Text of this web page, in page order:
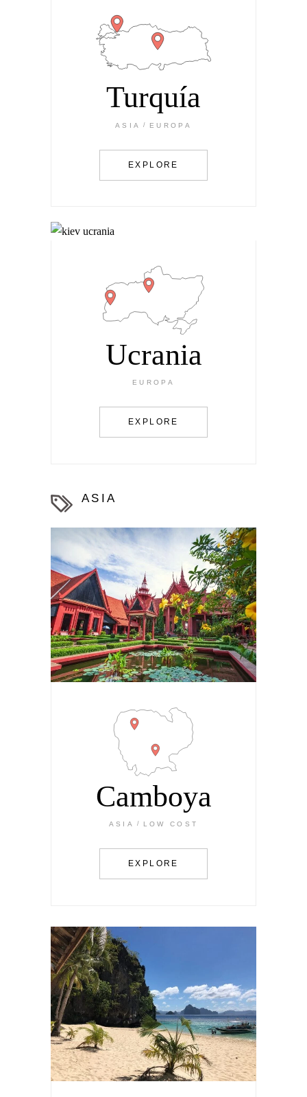
Turquía
ASIA EUROPA
EXPLORE
Ucrania
EUROPA
EXPLORE
ASIA
Camboya
ASIA LOW COST
EXPLORE